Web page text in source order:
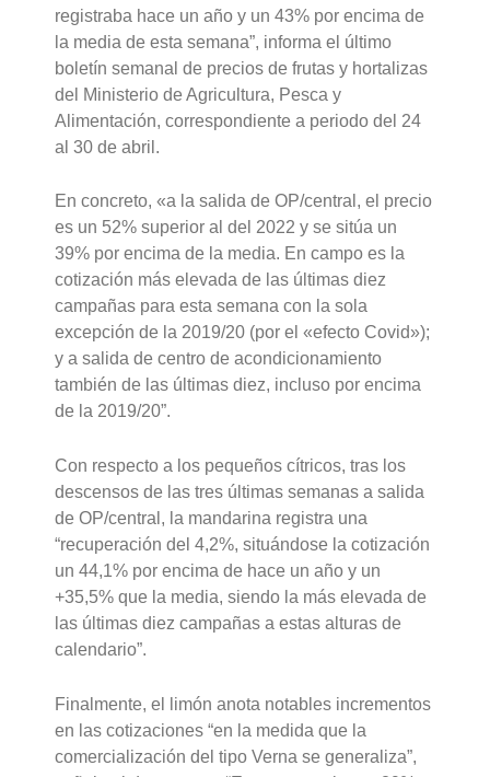
registraba hace un año y un 43% por encima de
la media de esta semana”, informa el último
boletín semanal de precios de frutas y hortalizas
del Ministerio de Agricultura, Pesca y
Alimentación, correspondiente a periodo del 24
al 30 de abril.
En concreto, «a la salida de OP/central, el precio
es un 52% superior al del 2022 y se sitúa un
39% por encima de la media. En campo es la
cotización más elevada de las últimas diez
campañas para esta semana con la sola
excepción de la 2019/20 (por el «efecto Covid»);
y a salida de centro de acondicionamiento
también de las últimas diez, incluso por encima
de la 2019/20”.
Con respecto a los pequeños cítricos, tras los
descensos de las tres últimas semanas a salida
de OP/central, la mandarina registra una
“recuperación del 4,2%, situándose la cotización
un 44,1% por encima de hace un año y un
+35,5% que la media, siendo la más elevada de
las últimas diez campañas a estas alturas de
calendario”.
Finalmente, el limón anota notables incrementos
en las cotizaciones “en la medida que la
comercialización del tipo Verna se generaliza”,